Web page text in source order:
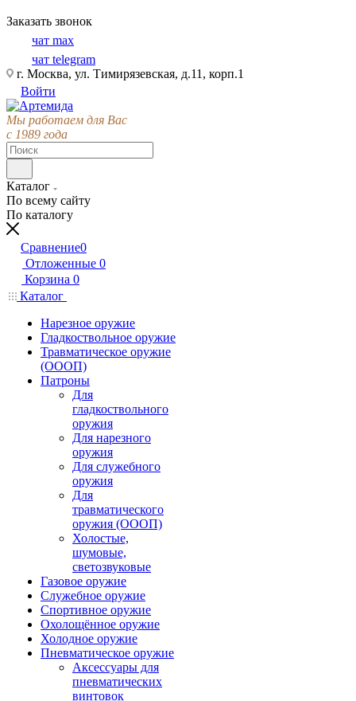
Заказать звонок
чат max
чат telegram
г. Москва, ул. Тимирязевская, д.11, корп.1
Войти
Мы работаем для Вас
с 1989 года
Каталог
По всему сайту
По каталогу
Сравнение0
Отложенные 0
Корзина 0
Каталог
Нарезное оружие
Гладкоствольное оружие
Травматическое оружие
(ОООП)
Патроны
Для
гладкоствольного
оружия
Для нарезного
оружия
Для служебного
оружия
Для
травматического
оружия (ОООП)
Холостые,
шумовые,
светозвуковые
Газовое оружие
Служебное оружие
Спортивное оружие
Охолощённое оружие
Холодное оружие
Пневматическое оружие
Аксессуары для
пневматических
винтовок